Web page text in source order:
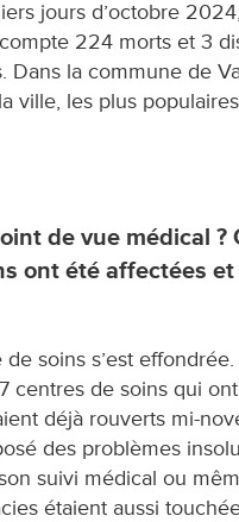
jours d’octobre
224 morts et 3
la commune de
ville, les plus
de vue médical ?
ont été affectées
soins s’est
centres de soins qui
déjà rouverts mi-
des problèmes
suivi médical ou
étaient aussi